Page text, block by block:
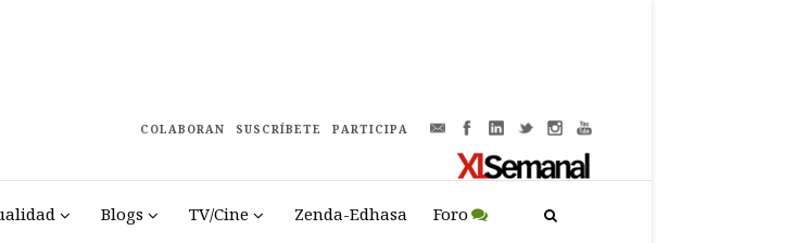
COLABORAN SUSCRÍBETE PARTICIPA
Blogs TV/Cine Zenda-Edhasa Foro